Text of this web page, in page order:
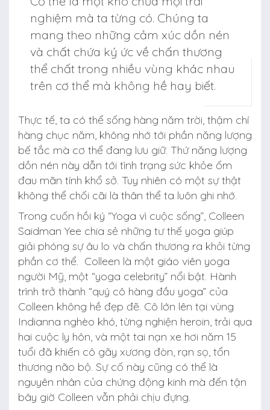
nghiệm mà ta từng có. Chúng ta
mang theo những cảm xúc dồn nén
và chất chứa ký ức về chấn thương
thể chất trong nhiều vùng khác nhau
trên cơ thể mà không hề hay biết.
Thực tế, ta có thể sống hàng năm trời, thậm chí
hàng chục năm, không nhớ tới phần năng lượng
bế tắc mà cơ thể đang lưu giữ. Thứ năng lượng
dồn nén này dẫn tới tình trạng sức khỏe ốm
đau mãn tính khổ sở. Tuy nhiên có một sự thật
không thể chối cãi là thân thể ta luôn ghi nhớ.
Trong cuốn hồi ký “Yoga vì cuộc sống”, Colleen
Saidman Yee chia sẻ những tư thế yoga giúp
giải phóng sự âu lo và chấn thương ra khỏi từng
phần cơ thể. Colleen là một giáo viên yoga
người Mỹ, một “yoga celebrity” nổi bật. Hành
trình trở thành “quý cô hàng đầu yoga” của
Colleen không hề đẹp đẽ. Cô lớn lên tại vùng
Indianna nghèo khó, từng nghiện heroin, trải qua
hai cuộc ly hôn, và một tai nạn xe hơi năm 15
tuổi đã khiến cô gãy xương đòn, rạn sọ, tổn
thương não bộ. Sự cố này cũng có thể là
nguyên nhân của chứng động kinh mà đến tận
bây giờ Colleen vẫn phải chịu đựng.